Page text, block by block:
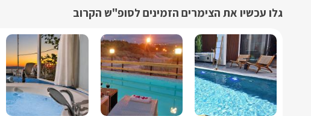
גלו עכשיו את הצימרים הזמינים לסופ"ש הקרוב